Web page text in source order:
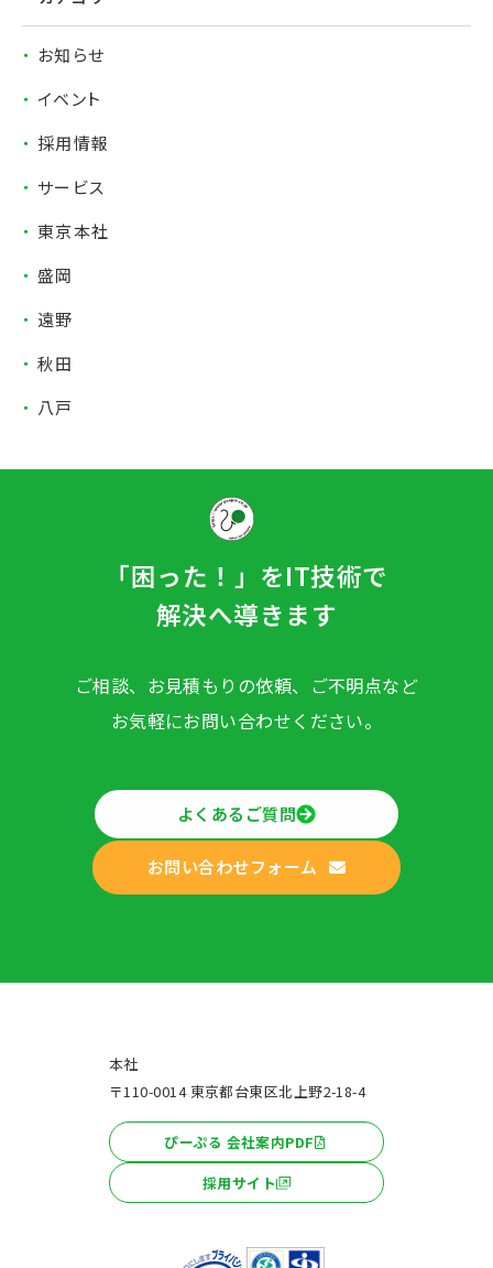
お知らせ
イベント
採用情報
サービス
東京本社
盛岡
遠野
秋田
八戸
「困った！」をIT技術で
解決へ導きます
ご相談、お見積もりの依頼、ご不明点など
お気軽にお問い合わせください。
よくあるご質問
お問い合わせフォーム
本社
〒110-0014 東京都台東区北上野2-18-4
ぴーぷる 会社案内PDF
採用サイト